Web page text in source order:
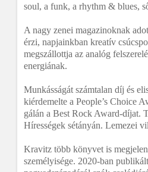
soul, a funk, a rhythm & blues,
A nagy zenei magazinoknak
érzi, napjainkban kreatív
megszállottja az analóg
energiának.
Munkásságát számtalan díj és
kiérdemelte a People’s Choice
gálán a Best Rock Award-díjat.
Hírességek sétányán. Lemezei
Kravitz több könyvet is
személyisége. 2020-ban